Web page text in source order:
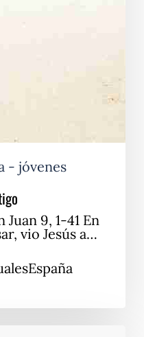
- jóvenes
Juan 9, 1-41 En
vio Jesús a…